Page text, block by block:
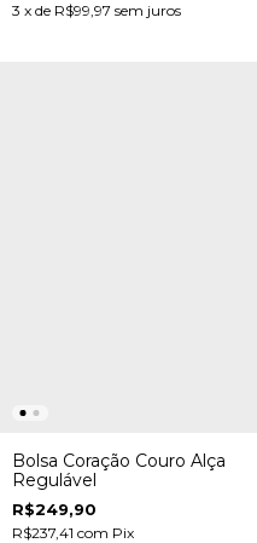
3 x de R$99,97 sem juros
Bolsa Coração Couro Alça
Regulável
R$249,90
R$237,41 com Pix